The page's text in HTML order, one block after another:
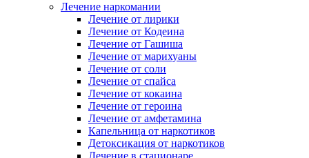
Лечение наркомании
Лечение от лирики
Лечение от Кодеина
Лечение от Гашиша
Лечение от марихуаны
Лечение от соли
Лечение от спайса
Лечение от кокаина
Лечение от героина
Лечение от амфетамина
Капельница от наркотиков
Детоксикация от наркотиков
Лечение в стационаре